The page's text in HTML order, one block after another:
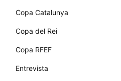
Copa Catalunya
Copa del Rei
Copa RFEF
Entrevista